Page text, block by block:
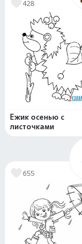
428
Ежик осенью с
листочками
655